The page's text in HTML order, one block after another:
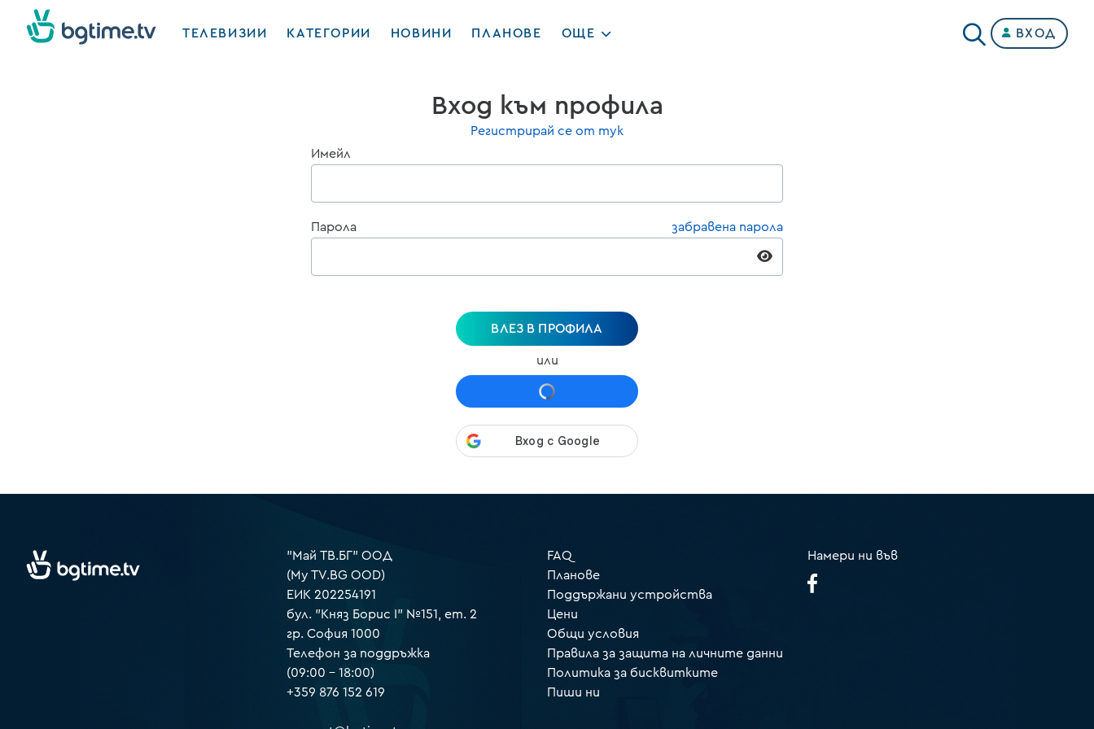
ТЕЛЕВИЗИИ КАТЕГОРИИ НОВИНИ ПЛАНОВЕ ОЩЕ ВХОД
Вход към профила
Регистрирай се от тук
Имейл
Парола забравена парола
ВЛЕЗ В ПРОФИЛА
или
"Май ТВ.БГ" ООД
(My TV.BG OOD)
ЕИК 202254191
бул. "Княз Борис I" №151, ет. 2
гр. София 1000
Телефон за поддръжка
(09:00 – 18:00)
+359 876 152 619
FAQ
Планове
Поддържани устройства
Цени
Общи условия
Правила за защита на личните данни
Политика за бисквитките
Пиши ни
Намери ни във